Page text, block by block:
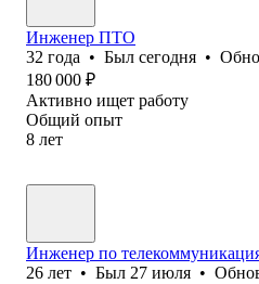
Инженер ПТО
32 года • Был сегодня •
180 000 ₽
Активно ищет работу
Общий опыт
8 лет
Инженер по
26 лет • Был 27 июля •